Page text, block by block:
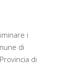
i
di
di